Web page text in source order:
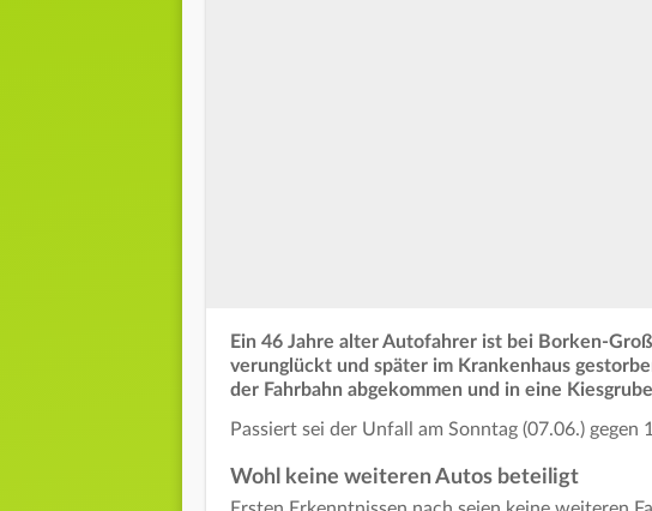
Ein 46 Jahre alter Autofahrer ist bei Borken-
verunglückt und später im Krankenhaus
der Fahrbahn abgekommen und in eine
Passiert sei der Unfall am Sonntag (07.06.) gegen
Wohl keine weiteren Autos beteiligt